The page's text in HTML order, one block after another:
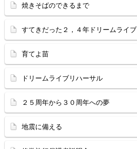
焼きそばのできるまで
すてきだった２，４年ドリームライブ
育てよ苗
ドリームライブリハーサル
２５周年から３０周年への夢
地震に備える